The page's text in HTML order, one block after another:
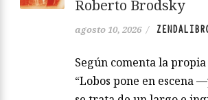
Roberto Brodsky
agosto 10, 2026 /
Según comenta la
“Lobos pone en escena